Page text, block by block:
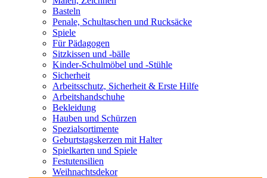
Basteln
Penale, Schultaschen und Rucksäcke
Spiele
Für Pädagogen
Sitzkissen und -bälle
Kinder-Schulmöbel und -Stühle
Sicherheit
Arbeitsschutz, Sicherheit & Erste Hilfe
Arbeitshandschuhe
Bekleidung
Hauben und Schürzen
Spezialsortimente
Geburtstagskerzen mit Halter
Spielkarten und Spiele
Festutensilien
Weihnachtsdekor